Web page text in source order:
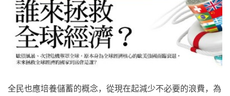
全民也應培養儲蓄的概念，從現在起減少不必要的浪費，為